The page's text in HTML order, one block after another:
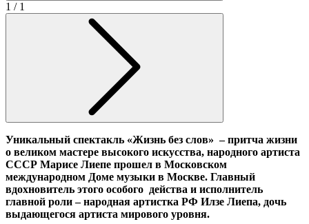
1 / 1
Уникальный спектакль «Жизнь без слов» – притча жизни
о великом мастере высокого искусства, народного артиста
СССР Марисе Лиепе прошел в Московском
международном Доме музыки в Москве. Главный
вдохновитель этого особого действа и исполнитель
главной роли – народная артистка РФ Илзе Лиепа, дочь
выдающегося артиста мирового уровня.